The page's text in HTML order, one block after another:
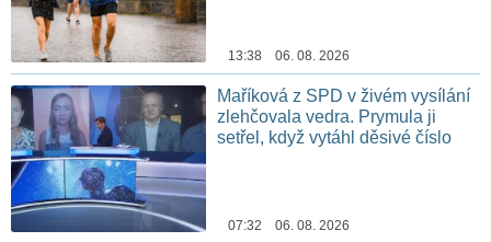
13:38 06. 08. 2026
Maříková z SPD v živém vysílání
zlehčovala vedra. Prymula ji
setřel, když vytáhl děsivé číslo
07:32 06. 08. 2026